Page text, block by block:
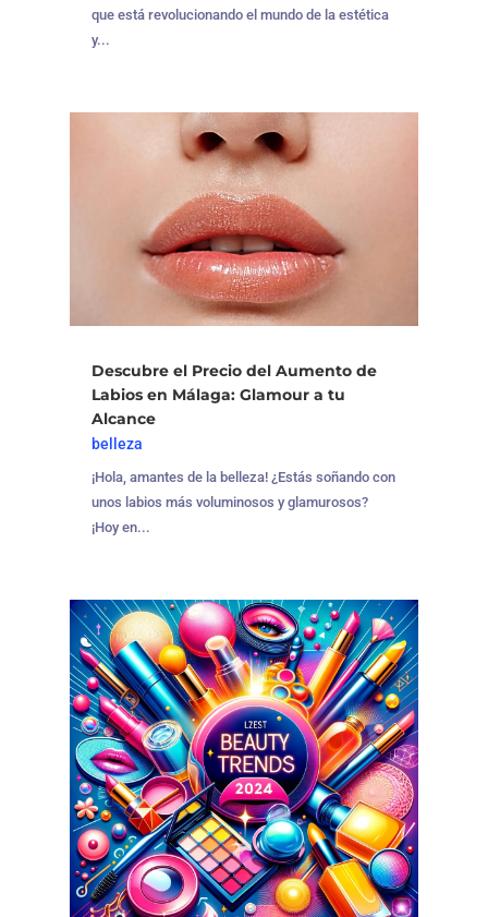
que está revolucionando el mundo de la estética
y...
Descubre el Precio del Aumento de
Labios en Málaga: Glamour a tu
Alcance
belleza
¡Hola, amantes de la belleza! ¿Estás soñando con
unos labios más voluminosos y glamurosos?
¡Hoy en...